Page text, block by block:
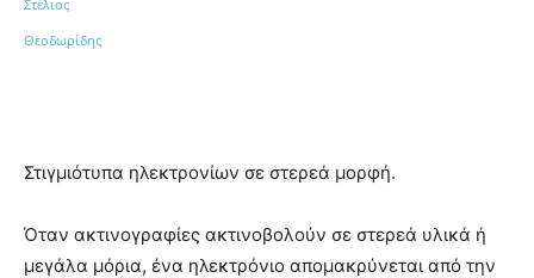
Στιγμιότυπα ηλεκτρονίων σε στερεά μορφή.
Όταν ακτινογραφίες ακτινοβολούν σε στερεά υλικά ή
μεγάλα μόρια, ένα ηλεκτρόνιο απομακρύνεται από την